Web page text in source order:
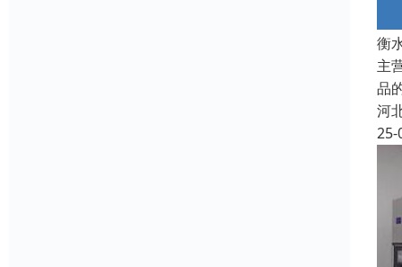
衡
主
品
河
25-